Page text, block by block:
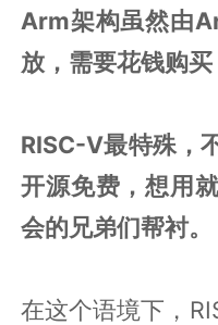
Arm架构虽然由
放，需要花钱购买
RISC-V最特殊，
开源免费，想用
会的兄弟们帮衬。
在这个语境下，